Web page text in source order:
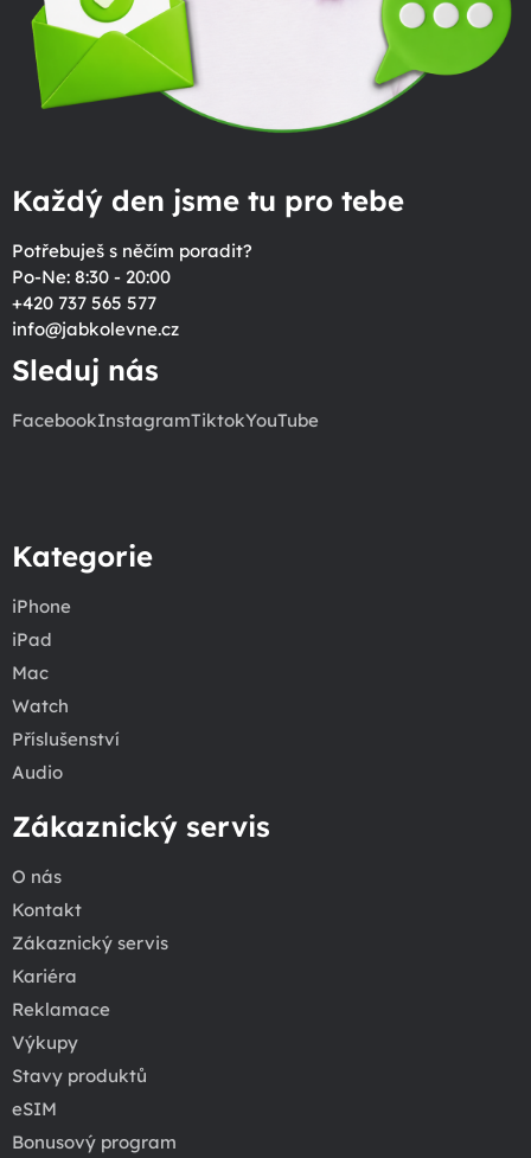
Každý den jsme tu pro tebe
Potřebuješ s něčím poradit?
Po-Ne: 8:30 - 20:00
+420 737 565 577
info@jabkolevne.cz
Sleduj nás
FacebookInstagramTiktokYouTube
Kategorie
iPhone
iPad
Mac
Watch
Příslušenství
Audio
Zákaznický servis
O nás
Kontakt
Zákaznický servis
Kariéra
Reklamace
Výkupy
Stavy produktů
eSIM
Bonusový program